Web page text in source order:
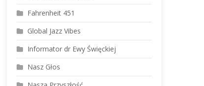
Fahrenheit 451
Global Jazz Vibes
Informator dr Ewy Święckiej
Nasz Głos